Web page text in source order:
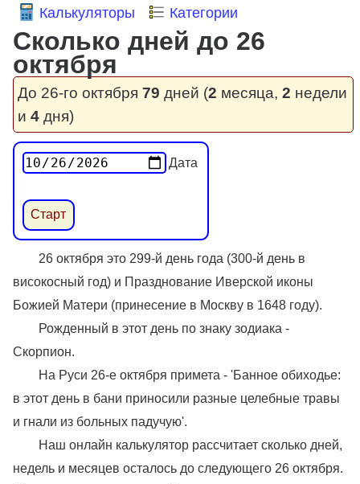
Калькуляторы Категории
Сколько дней до 26
октября
До 26-го октября79 дней (2 месяца,2 недели
и4 дня)
Дата
26 октября это 299-й день года (300-й день в
високосный год) и Празднование Иверской иконы
Божией Матери (принесение в Москву в 1648 году).
Рожденный в этот день по знаку зодиака -
Скорпион.
На Руси 26-е октября примета - 'Банное обиходье:
в этот день в бани приносили разные целебные травы
и гнали из больных падучую'.
Наш онлайн калькулятор рассчитает сколько дней,
недель и месяцев осталось до следующего 26 октября.